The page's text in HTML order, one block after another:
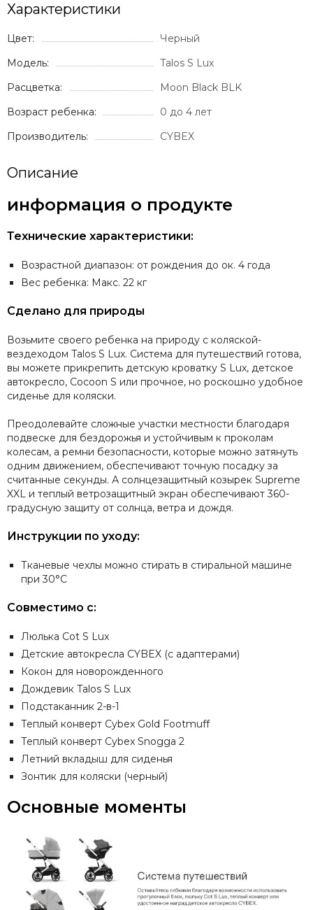
Характеристики
Цвет:
Черный
Модель:
Talos S Lux
Расцветка:
Moon Black BLK
Возраст ребенка:
0 до 4 лет
Производитель:
CYBEX
Описание
информация о продукте
Технические характеристики:
Возрастной диапазон: от рождения до ок. 4 года
Вес ребенка: Макс. 22 кг
Сделано для природы
Возьмите своего ребенка на природу с коляской-
вездеходом Talos S Lux. Система для путешествий готова,
вы можете прикрепить детскую кроватку S Lux, детское
автокресло, Cocoon S или прочное, но роскошно удобное
сиденье для коляски.
Преодолевайте сложные участки местности благодаря
подвеске для бездорожья и устойчивым к проколам
колесам, а ремни безопасности, которые можно затянуть
одним движением, обеспечивают точную посадку за
считанные секунды. А солнцезащитный козырек Supreme
XXL и теплый ветрозащитный экран обеспечивают 360-
градусную защиту от солнца, ветра и дождя.
Инструкции по уходу:
Тканевые чехлы можно стирать в стиральной машине
при 30°C
Совместимо с:
Люлька Cot S Lux
Детские автокресла CYBEX (с адаптерами)
Кокон для новорожденного
Дождевик Talos S Lux
Подстаканник 2-в-1
Теплый конверт Cybex Gold Footmuff
Теплый конверт Cybex Snogga 2
Летний вкладыш для сиденья
Зонтик для коляски (черный)
Основные моменты